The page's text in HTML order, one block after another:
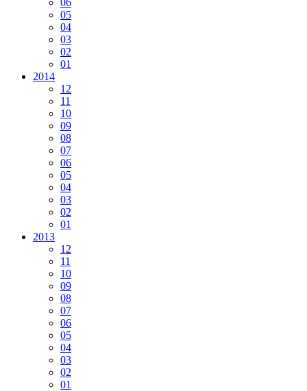
06
05
04
03
02
01
2014
12
11
10
09
08
07
06
05
04
03
02
01
2013
12
11
10
09
08
07
06
05
04
03
02
01